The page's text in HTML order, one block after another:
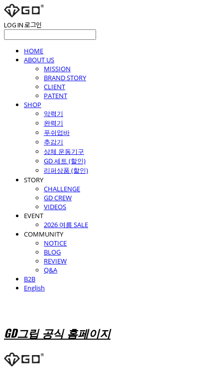
LOG IN로그인
HOME
ABOUT US
MISSION
BRAND STORY
CLIENT
PATENT
SHOP
악력기
완력기
푸쉬업바
추감기
상체 운동기구
GD 세트 (할인)
리퍼상품 (할인)
STORY
CHALLENGE
GD CREW
VIDEOS
EVENT
2026 여름 SALE
COMMUNITY
NOTICE
BLOG
REVIEW
Q&A
B2B
English
GD그립 공식 홈페이지